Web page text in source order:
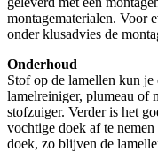
montagematerialen. Voor
onder klusadvies de
Onderhoud
Stof op de lamellen kun
lamelreiniger, plumeau of
stofzuiger. Verder is het
vochtige doek af te
doek, zo blijven de